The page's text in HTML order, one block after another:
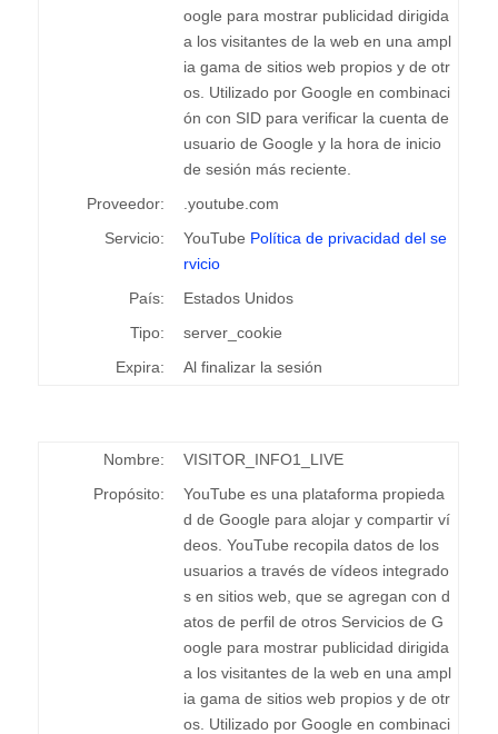
oogle para mostrar publicidad dirigida
a los visitantes de la web en una ampl
ia gama de sitios web propios y de otr
os. Utilizado por Google en combinaci
ón con SID para verificar la cuenta de
usuario de Google y la hora de inicio
de sesión más reciente.
Proveedor:
.youtube.com
Servicio:
YouTube Política de privacidad del se
rvicio
País:
Estados Unidos
Tipo:
server_cookie
Expira:
Al finalizar la sesión
Nombre:
VISITOR_INFO1_LIVE
Propósito:
YouTube es una plataforma propieda
d de Google para alojar y compartir ví
deos. YouTube recopila datos de los
usuarios a través de vídeos integrado
s en sitios web, que se agregan con d
atos de perfil de otros Servicios de G
oogle para mostrar publicidad dirigida
a los visitantes de la web en una ampl
ia gama de sitios web propios y de otr
os. Utilizado por Google en combinaci